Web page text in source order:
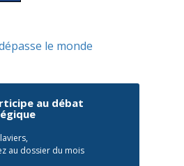
le monde
au débat
au dossier du mois